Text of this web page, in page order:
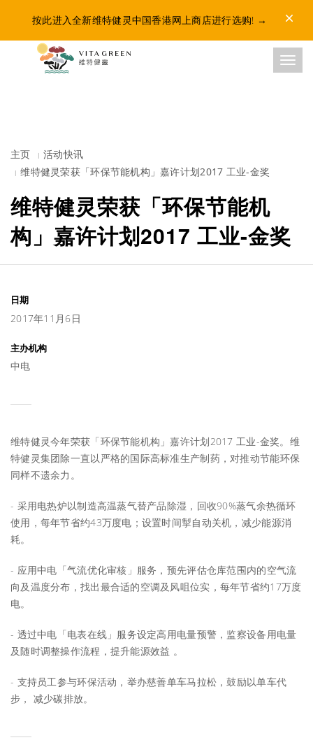
按此进入全新维特健灵中国香港网上商店进行选购! →
主页
活动快讯
维特健灵荣获「环保节能机构」嘉许计划2017 工业-金奖
维特健灵荣获「环保节能机
构」嘉许计划2017 工业-金奖
日期
2017年11月6日
主办机构
中电
维特健灵今年荣获「环保节能机构」嘉许计划2017 工业-金奖。维
特健灵集团除一直以严格的国际高标准生产制药，对推动节能环保
同样不遗余力。
- 采用电热炉以制造高温蒸气替产品除湿，回收90%蒸气余热循环
使用，每年节省约43万度电；设置时间掣自动关机，减少能源消
耗。
- 应用中电「气流优化审核」服务，预先评估仓库范围内的空气流
向及温度分布，找出最合适的空调及风咀位实，每年节省约17万度
电。
- 透过中电「电表在线」服务设定高用电量预警，监察设备用电量
及随时调整操作流程，提升能源效益 。
- 支持员工参与环保活动，举办慈善单车马拉松，鼓励以单车代
步， 减少碳排放。